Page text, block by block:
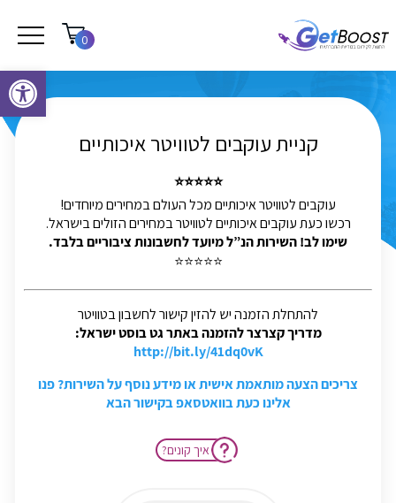
0
קניית עוקבים לטוויטר איכותיים
⭐⭐⭐⭐⭐
עוקבים לטוויטר איכותיים מכל העולם במחירים מיוחדים!
רכשו כעת עוקבים איכותיים לטוויטר במחירים הזולים בישראל.
שימו לב! השירות הנ”ל מיועד לחשבונות ציבוריים בלבד.
⭐⭐⭐⭐⭐
להתחלת הזמנה יש להזין קישור לחשבון בטוויטר
מדריך קצרצר להזמנה באתר גט בוסט ישראל:
http://bit.ly/41dq0vK
צריכים הצעה מותאמת אישית או מידע נוסף על השירות? פנו
אלינו כעת בוואטסאפ בקישור הבא
?איך קונים
פתח סרגל נגישות